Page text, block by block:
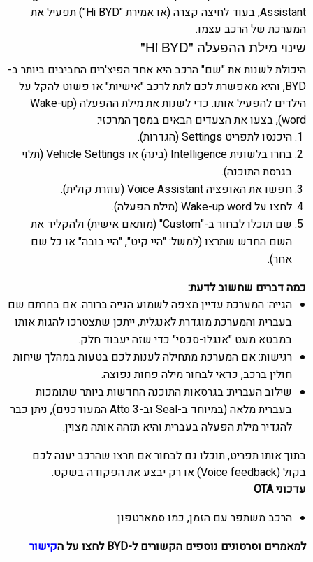
Assistant, בעוד לחיצה קצרה (או אמירת "Hi BYD") תפעיל את
המערכת של הרכב עצמו.
שינוי מילת ההפעלה "Hi BYD"
היכולת לשנות את "שם" הרכב היא אחד הפיצ'רים החביבים ביותר ב-
BYD, והיא מאפשרת לכם לתת לרכב "אישיות" או פשוט להקל על
הילדים להפעיל אותו. כדי לשנות את מילת ההפעלה (Wake-up
word), בצעו את הצעדים הבאים במסך המרכזי:
היכנסו לתפריט Settings (הגדרות).
בחרו בלשונית Intelligence (בינה) או Vehicle Settings (תלוי
בגרסת התוכנה).
חפשו את האופציה Voice Assistant (עוזרת קולית).
לחצו על Wake-up word (מילת הפעלה).
שם תוכלו לבחור ב-"Custom" (מותאם אישית) ולהקליד את
השם החדש שתרצו (למשל: "היי קיט", "היי בובה" או כל שם
אחר).
כמה דברים שחשוב לדעת:
הגייה: המערכת עדיין מצפה לשמוע הגייה ברורה. אם בחרתם שם
בעברית והמערכת מוגדרת לאנגלית, ייתכן שתצטרכו להגות אותו
במבטא מעט "אנגלו-סכסי" כדי שזה יעבוד חלק.
רגישות: אם המערכת מתחילה לענות לכם בטעות במהלך שיחות
חולין ברכב, כדאי לבחור מילה פחות נפוצה.
שילוב העברית: בגרסאות התוכנה החדשות ביותר שתומכות
בעברית מלאה (במיוחד ב-Seal וב-Atto 3 המעודכנים), ניתן כבר
להגדיר מילת הפעלה בעברית והיא תזהה אותה מצוין.
בתוך אותו תפריט, תוכלו גם לבחור אם תרצו שהרכב יענה לכם
בקול (Voice feedback) או רק יבצע את הפקודה בשקט.
עדכוני OTA
הרכב משתפר עם הזמן, כמו סמארטפון
למאמרים וסרטונים נוספים הקשורים ל-BYD לחצו על ה
קישור